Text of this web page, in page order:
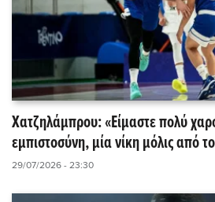
Χατζηλάμπρου: «Είμαστε πολύ
εμπιστοσύνη, μία νίκη μόλις από
29/07/2026 - 23:30